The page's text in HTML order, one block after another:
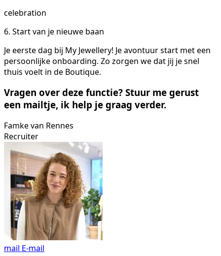
celebration
6. Start van je nieuwe baan
Je eerste dag bij My Jewellery! Je avontuur start met een
persoonlijke onboarding. Zo zorgen we dat jij je snel
thuis voelt in de Boutique.
Vragen over deze functie? Stuur me gerust
een mailtje, ik help je graag verder.
Famke van Rennes
Recruiter
mail E-mail